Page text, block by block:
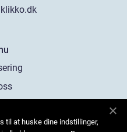
oss
til at huske dine indstillinger,